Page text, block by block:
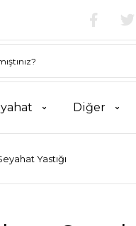
Diğer
Yastığı